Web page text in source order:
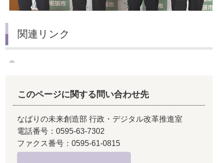
関連リンク
このページに関する問い合わせ先
なばりの未来創造部 行政・デジタル改革推進室
電話番号：0595-63-7302
ファクス番号：0595-61-0815